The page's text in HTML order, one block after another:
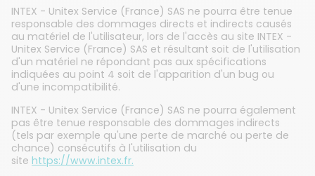
INTEX - Unitex Service (France) SAS ne pourra être tenue
responsable des dommages directs et indirects causés
au matériel de l'utilisateur, lors de l'accès au site INTEX -
Unitex Service (France) SAS et résultant soit de l'utilisation
d'un matériel ne répondant pas aux spécifications
indiquées au point 4 soit de l'apparition d'un bug ou
d'une incompatibilité.
INTEX - Unitex Service (France) SAS ne pourra également
pas être tenue responsable des dommages indirects
(tels par exemple qu'une perte de marché ou perte de
chance) consécutifs à l'utilisation du
site https://www.intex.fr.